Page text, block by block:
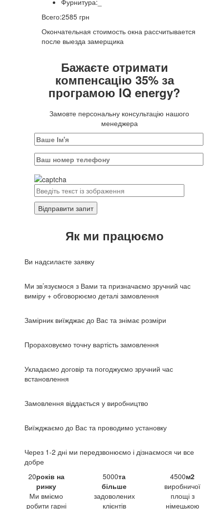
Фурнитура:
Всего:2585 грн
Окончательная стоимость окна рассчитывается
после выезда замерщика
Бажаєте отримати
компенсацію 35% за
програмою IQ energy?
Замовте персональну консультацію нашого
менеджера
Як ми працюємо
Ви надсилаєте заявку
Ми зв’язуємося з Вами та призначаємо зручний час
виміру + обговорюємо деталі замовлення
Замірник виїжджає до Вас та знімає розміри
Прораховуємо точну вартість замовлення
Укладаємо договір та погоджуємо зручний час
встановлення
Замовлення віддається у виробництво
Виїжджаємо до Вас та проводимо установку
Через 1-2 дні ми передзвонюємо і дізнаємося чи все
добре
20років на
ринку
Ми вміємо
робити гарні
5000та
більше
задоволених
клієнтів
4500м2
виробничої
площі з
німецькою